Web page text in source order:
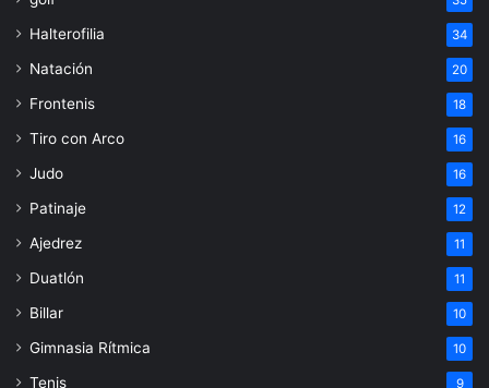
Halterofilia 34
Natación 20
Frontenis 18
Tiro con Arco 16
Judo 16
Patinaje 12
Ajedrez 11
Duatlón 11
Billar 10
Gimnasia Rítmica 10
Tenis 9